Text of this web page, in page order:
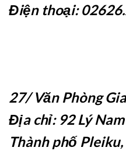
Điện thoại:
27/ Văn Phòng
Địa chỉ: 92 Lý
Thành phố